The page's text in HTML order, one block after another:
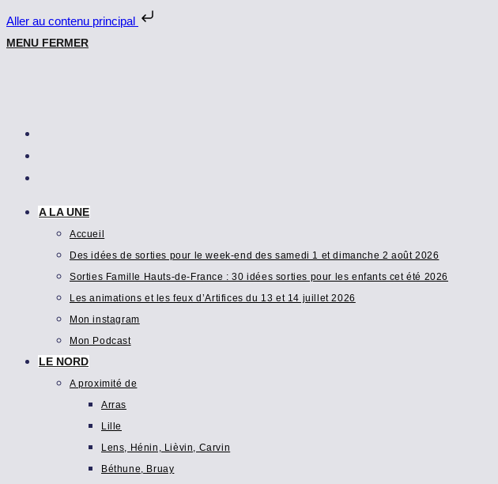
Aller au contenu principal
Skip
MENU FERMER
A LA UNE
Accueil
Des idées de sorties pour le week-end des samedi 1 et dimanche 2 août 2026
Sorties Famille Hauts-de-France : 30 idées sorties pour les enfants cet été 2026
Les animations et les feux d’Artifices du 13 et 14 juillet 2026
Mon instagram
Mon Podcast
LE NORD
A proximité de
Arras
Lille
Lens, Hénin, Lièvin, Carvin
Béthune, Bruay